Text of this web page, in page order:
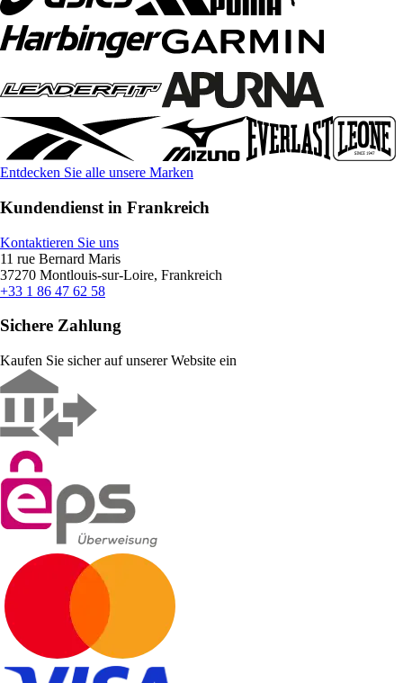
Entdecken Sie alle unsere Marken
Kundendienst in Frankreich
Kontaktieren Sie uns
11 rue Bernard Maris
37270 Montlouis-sur-Loire, Frankreich
+33 1 86 47 62 58
Sichere Zahlung
Kaufen Sie sicher auf unserer Website ein